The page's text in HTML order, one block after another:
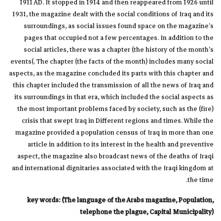
1911 AD. It stopped in 1914 and then reappeared from 1926 until
1931, the magazine dealt with the social conditions of Iraq and its
surroundings, as social issues found space on the magazine’s
pages that occupied not a few percentages. In addition to the
social articles, there was a chapter (the history of the month’s
events(. The chapter (the facts of the month) includes many social
aspects, as the magazine concluded its parts with this chapter and
this chapter included the transmission of all the news of Iraq and
its surroundings in that era, which included the social aspects as
the most important problems faced by society, such as the (fire)
crisis that swept Iraq in Different regions and times. While the
magazine provided a population census of Iraq in more than one
article in addition to its interest in the health and preventive
aspect, the magazine also broadcast news of the deaths of Iraqi
and international dignitaries associated with the Iraqi kingdom at
the time.
key words:(The language of the Arabs magazine,Population,
telephone the plague, Capital Municipality)